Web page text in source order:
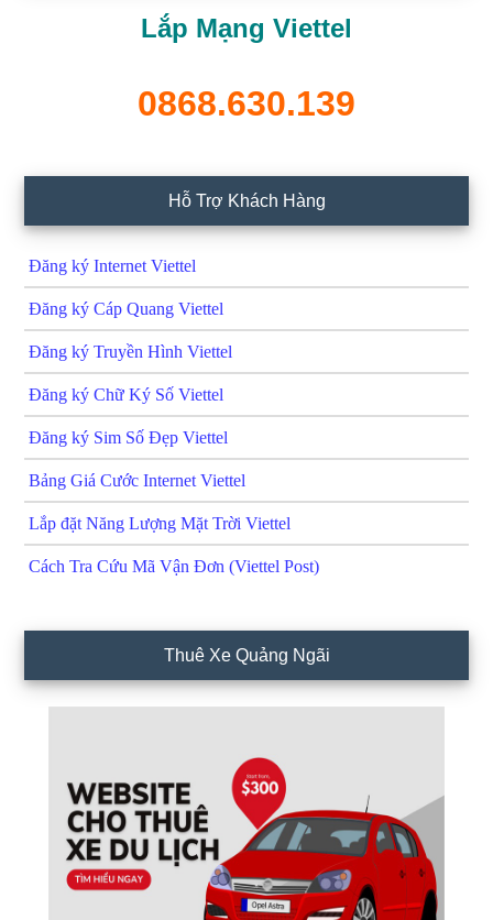
Lắp Mạng Viettel
0868.630.139
Hỗ Trợ Khách Hàng
Đăng ký Internet Viettel
Đăng ký Cáp Quang Viettel
Đăng ký Truyền Hình Viettel
Đăng ký Chữ Ký Số Viettel
Đăng ký Sim Số Đẹp Viettel
Bảng Giá Cước Internet Viettel
Lắp đặt Năng Lượng Mặt Trời Viettel
Cách Tra Cứu Mã Vận Đơn (Viettel Post)
Thuê Xe Quảng Ngãi